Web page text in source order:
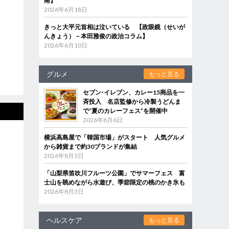
2026年6月18日
きっと大平元首相は泣いている 【政眼鏡（せいが
んきょう）－本田雅俊の政治コラム】
2026年6月10日
グルメ もっと見る
セブン‐イレブン、カレー15商品を一
斉投入 名店監修から冷製うどんま
で“夏のカレーフェス”を開催中
2026年8月6日
横浜高島屋で「韓国市場」がスタート 人気グルメ
から雑貨まで約30ブランドが集結
2026年8月5日
「山梨県笛吹川フルーツ公園」でサマーフェス 富
士山を眺めながら水遊び、季節限定の桃のかき氷も
2026年8月3日
ヘルスケア もっと見る